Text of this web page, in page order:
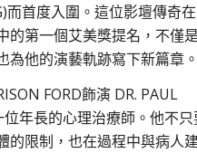
而首度入圍。這位影壇傳奇
的第一個艾美獎提名，不僅
為他的演藝軌跡寫下新篇章。
FORD飾演 DR. PAUL
位年長的心理治療師。他不
的限制，也在過程中與病人